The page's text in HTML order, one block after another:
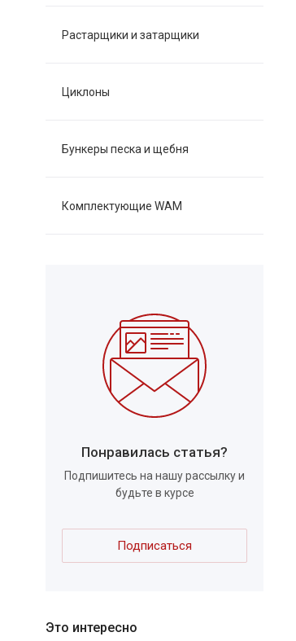
Растарщики и затарщики
Циклоны
Бункеры песка и щебня
Комплектующие WAM
Понравилась статья?
Подпишитесь на нашу рассылку и
будьте в курсе
Подписаться
Это интересно